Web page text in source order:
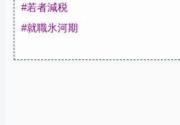
#若者減税
#就職氷河期